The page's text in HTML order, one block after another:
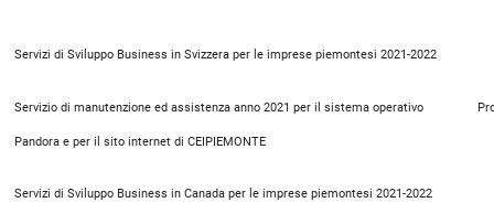
Servizi di Sviluppo Business in Svizzera per le imprese piemontesi 2021-2022
Servizio di manutenzione ed assistenza anno 2021 per il sistema operativo
Pandora e per il sito internet di CEIPIEMONTE
Servizi di Sviluppo Business in Canada per le imprese piemontesi 2021-2022